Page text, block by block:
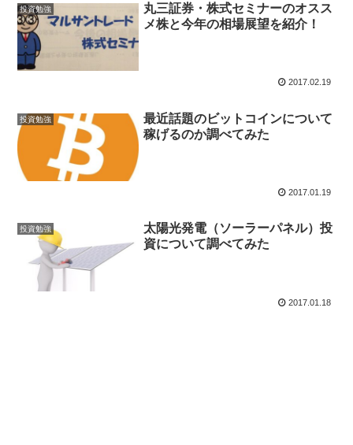
投資勉強
丸三証券・株式セミナーのオスス
メ株と今年の相場展望を紹介！
2017.02.19
投資勉強
最近話題のビットコインについて
稼げるのか調べてみた
2017.01.19
投資勉強
太陽光発電（ソーラーパネル）投
資について調べてみた
2017.01.18